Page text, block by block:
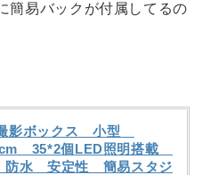
簡易バックが付属してるの
影ボックス 小型
35*2個LED照明搭載
防水 安定性 簡易スタジ